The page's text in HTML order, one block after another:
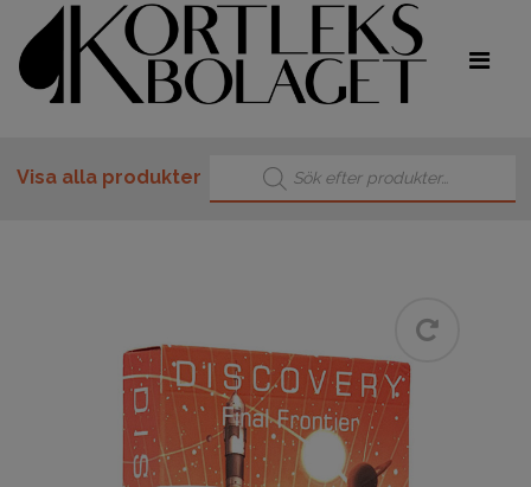
Visa alla produkter
Produktsökning